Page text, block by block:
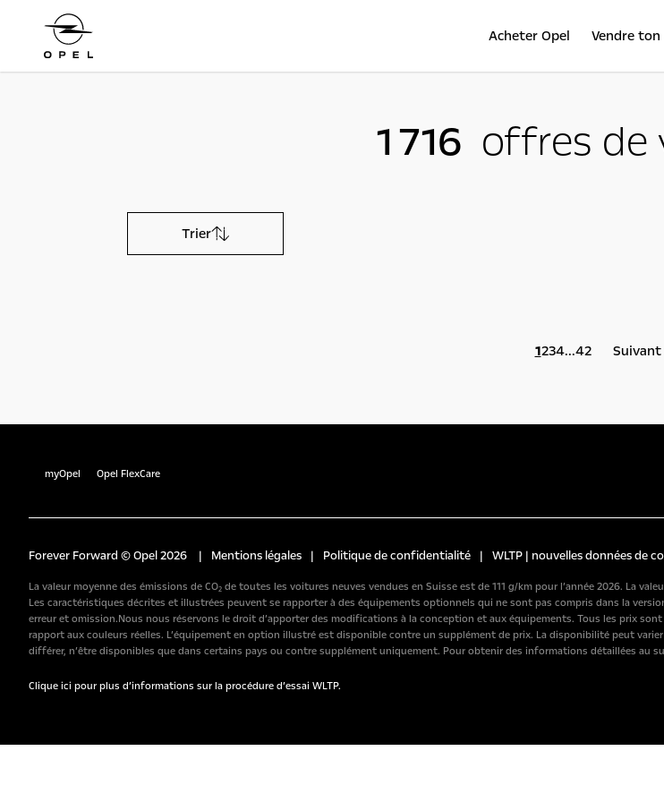
Acheter Opel Vendre ton
1 716 offres de
Trier
1234...42 Suivant
myOpel Opel FlexCare
Forever Forward © Opel 2026 | Mentions légales | Politique de confidentialité | WLTP | nouvelles données de
La valeur moyenne des émissions de CO₂ de toutes les voitures neuves vendues en Suisse est de 111 g/km pour l’année 2026. La
Les caractéristiques décrites et illustrées peuvent se rapporter à des équipements optionnels qui ne sont pas compris dans la
erreur et omission.Nous nous réservons le droit d’apporter des modifications à la conception et aux équipements. Tous les prix
rapport aux couleurs réelles. L’équipement en option illustré est disponible contre un supplément de prix. La disponibilité peut
différer, n’être disponibles que dans certains pays ou contre supplément uniquement. Pour obtenir des informations détaillées au
Clique ici pour plus d’informations sur la procédure d’essai WLTP.